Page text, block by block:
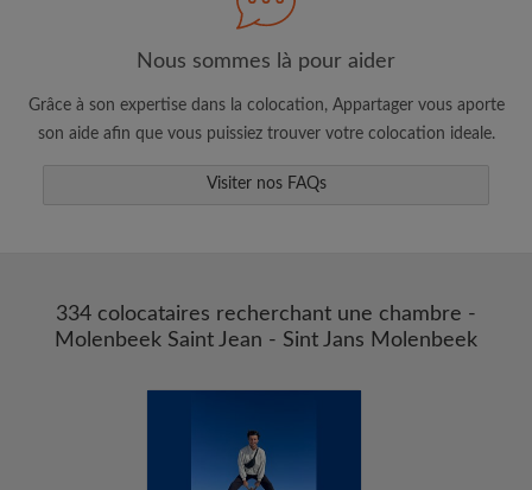
semble important
Consultez les chambres et les profils des
colocataires
Recevez des alertes pour toute nouvelle
exactement
Nous sommes là pour aider
Grâce à son expertise dans la colocation, Appartager vous aporte
son aide afin que vous puissiez trouver votre colocation ideale.
Visiter nos FAQs
334 colocataires recherchant une chambre -
Molenbeek Saint Jean - Sint Jans Molenbeek